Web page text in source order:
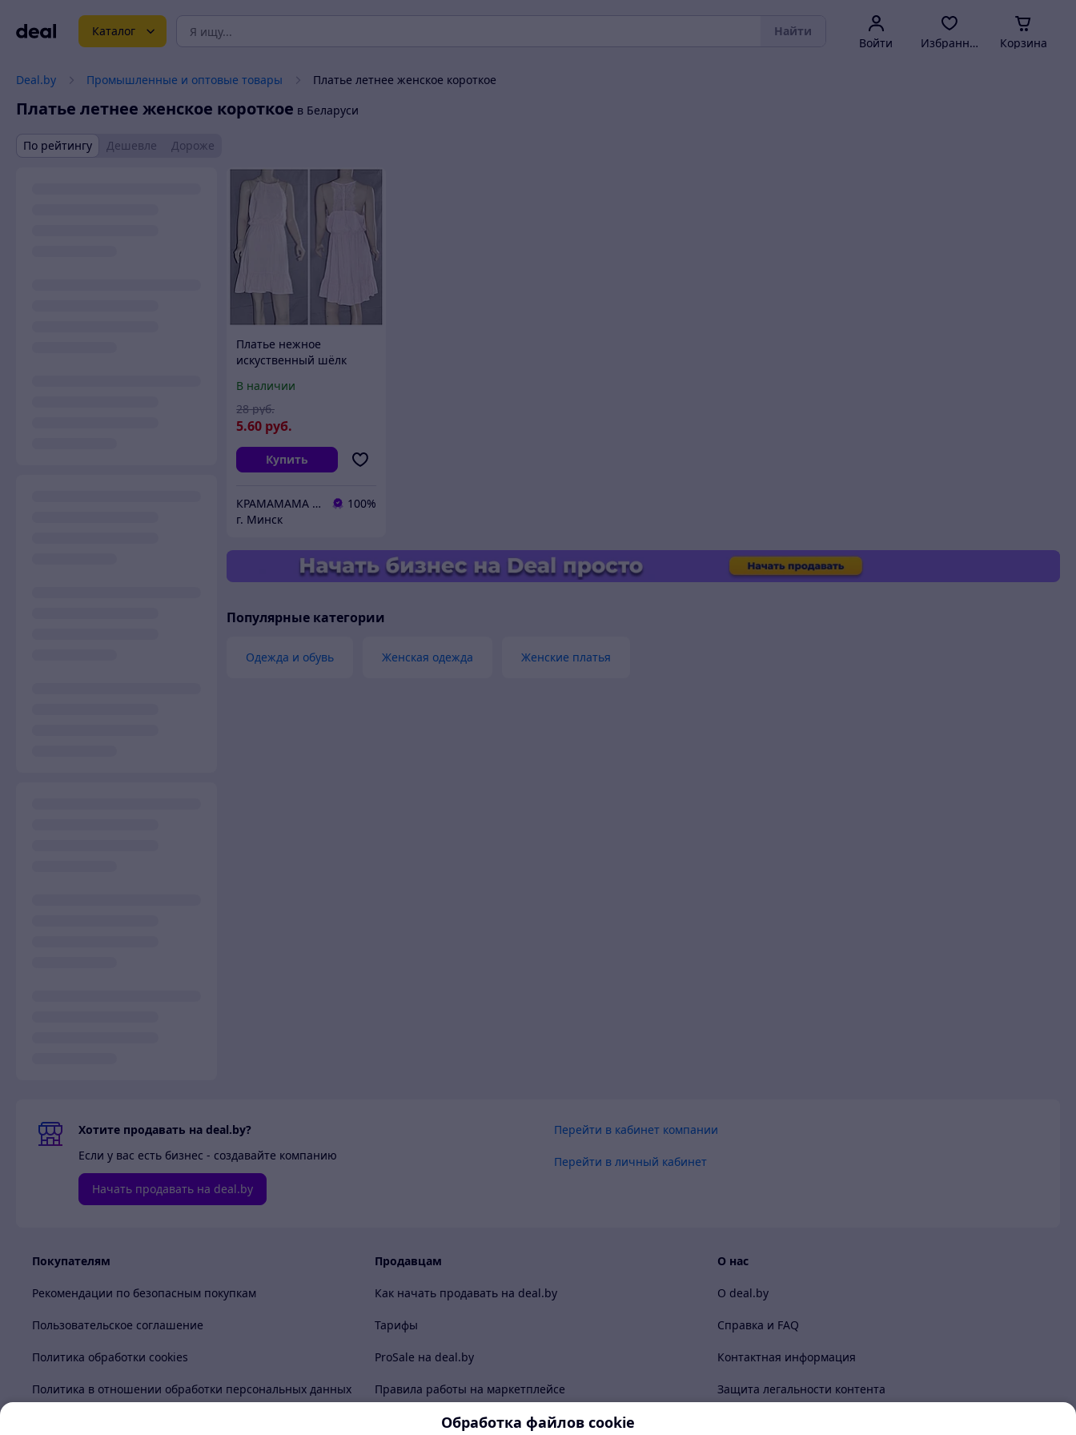
Каталог Найти
Войти Избранное Корзина
Deal.by Промышленные и оптовые товары Платье летнее женское короткое
Платье летнее женское короткое в Беларуси
По рейтингу Дешевле Дороже
Платье нежное
искуственный шёлк
42 наш 48
В наличии
5.60 руб.
28 руб.
Купить
КРАМАМАМА інтэрнэт-крама дзіцячага і дарослага адзення міжнародных брэндаў
100%
г. Минск
Популярные категории
Одежда и обувь Женская одежда Женские платья
Хотите продавать на deal.by?
Если у вас есть бизнес - создавайте компанию
Начать продавать на deal.by
Перейти в кабинет компании
Перейти в личный кабинет
Покупателям
Рекомендации по безопасным покупкам
Пользовательское соглашение
Политика обработки cookies
Политика в отношении обработки персональных данных
Продавцам
Как начать продавать на deal.by
Тарифы
ProSale на deal.by
Правила работы на маркетплейсе
О нас
О deal.by
Справка и FAQ
Контактная информация
Защита легальности контента
Обработка файлов cookie